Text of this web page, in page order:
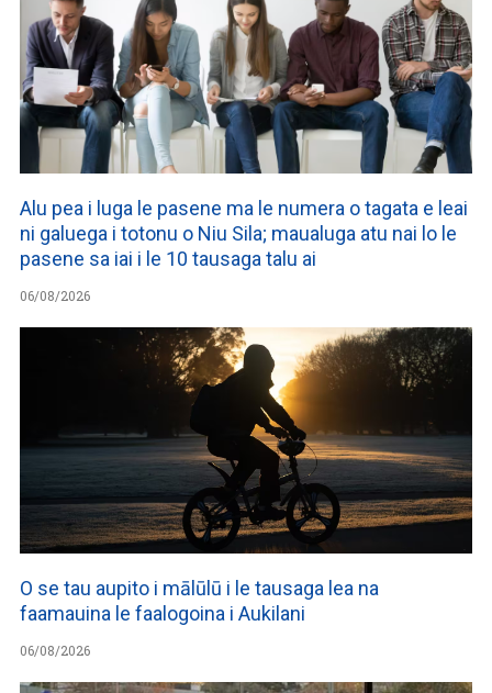
Alu pea i luga le pasene ma le numera o tagata e leai
ni galuega i totonu o Niu Sila; maualuga atu nai lo le
pasene sa iai i le 10 tausaga talu ai
06/08/2026
O se tau aupito i mālūlū i le tausaga lea na
faamauina le faalogoina i Aukilani
06/08/2026